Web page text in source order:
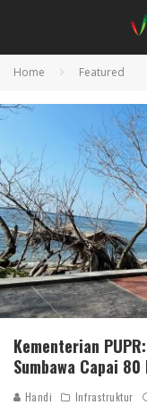
Home Featured
Kementerian
Sumbawa Capai 80
Handi Infrastruktur